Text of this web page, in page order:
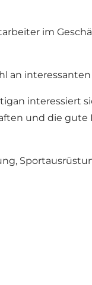
im
an
interessiert
und die gute